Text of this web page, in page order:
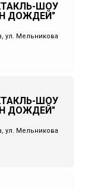
ШОУ
ДОЖДЕЙ"
ул. Мельникова
ШОУ
ДОЖДЕЙ"
ул. Мельникова